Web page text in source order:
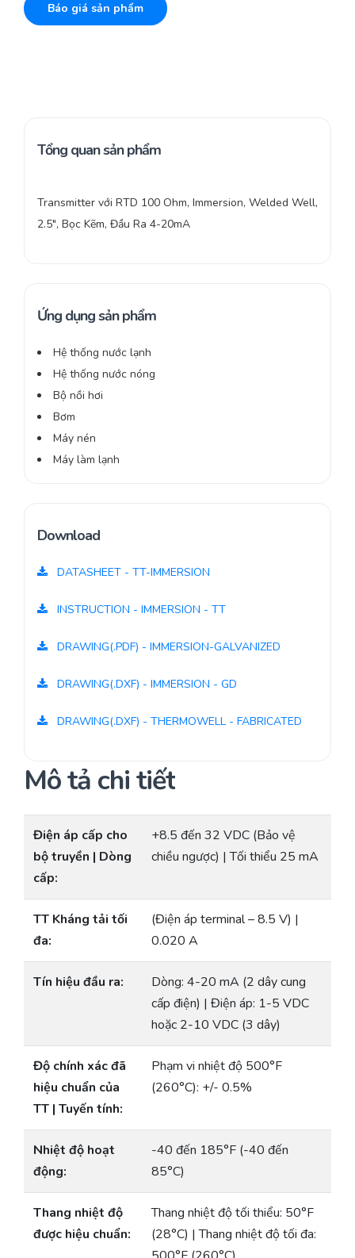
Báo giá sản phẩm
Tổng quan sản phẩm
Transmitter với RTD 100 Ohm, Immersion, Welded Well,
2.5″, Bọc Kẽm, Đầu Ra 4-20mA
Ứng dụng sản phẩm
Hệ thống nước lạnh
Hệ thống nước nóng
Bộ nồi hơi
Bơm
Máy nén
Máy làm lạnh
Download
DATASHEET - TT-IMMERSION
INSTRUCTION - IMMERSION - TT
DRAWING(.PDF) - IMMERSION-GALVANIZED
DRAWING(.DXF) - IMMERSION - GD
DRAWING(.DXF) - THERMOWELL - FABRICATED
Mô tả chi tiết
Điện áp cấp cho
bộ truyền | Dòng
cấp:
+8.5 đến 32 VDC (Bảo vệ
chiều ngược) | Tối thiểu 25 mA
TT Kháng tải tối
đa:
(Điện áp terminal – 8.5 V) |
0.020 A
Tín hiệu đầu ra:
Dòng: 4-20 mA (2 dây cung
cấp điện) | Điện áp: 1-5 VDC
hoặc 2-10 VDC (3 dây)
Độ chính xác đã
hiệu chuẩn của
TT | Tuyến tính:
Phạm vi nhiệt độ 500°F
(260°C): +/- 0.5%
Nhiệt độ hoạt
động:
-40 đến 185°F (-40 đến
85°C)
Thang nhiệt độ
được hiệu chuẩn:
Thang nhiệt độ tối thiểu: 50°F
(28°C) | Thang nhiệt độ tối đa: